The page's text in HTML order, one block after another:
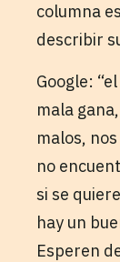
columna
describir
Google:
mala
malos,
no
si se
hay un
Esperen